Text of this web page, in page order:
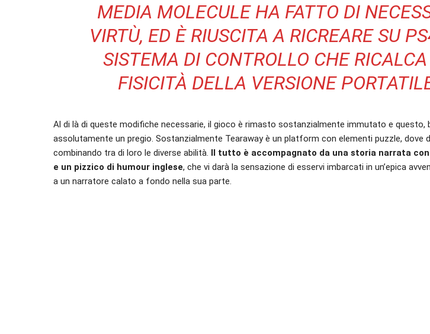
MEDIA MOLECULE HA FATTO DI
VIRTÙ, ED È RIUSCITA A RICREARE SU
SISTEMA DI CONTROLLO CHE
FISICITÀ DELLA VERSIONE
Al di là di queste modifiche necessarie, il gioco è rimasto sostanzialmente immutato e questo,
assolutamente un pregio. Sostanzialmente Tearaway è un platform con elementi puzzle, dove
combinando tra di loro le diverse abilità. Il tutto è accompagnato da una storia narrata
e un pizzico di humour inglese, che vi darà la sensazione di esservi imbarcati in un’epica
a un narratore calato a fondo nella sua parte.